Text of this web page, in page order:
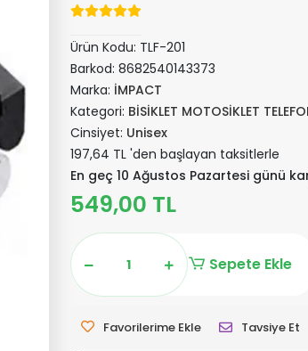
Ürün Kodu: TLF-201
Barkod: 8682540143373
Marka: İMPACT
Kategori: BİSİKLET MOTOSİKLET
Cinsiyet: Unisex
197,64 TL 'den başlayan taksitlerle
En geç 10 Ağustos Pazartesi günü
549,00 TL
Sepete Ekle
Favorilerime Ekle Tavsiye Et